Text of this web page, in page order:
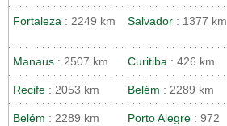
Fortaleza : 2249 km Salvador : 1377 km
Manaus : 2507 km Curitiba : 426 km
Recife : 2053 km Belém : 2289 km
Belém : 2289 km Porto Alegre : 972